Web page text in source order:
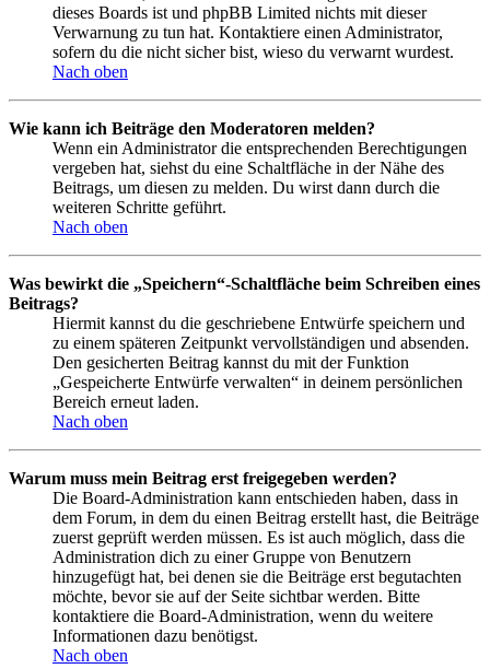
dieses Boards ist und phpBB Limited nichts mit dieser
Verwarnung zu tun hat. Kontaktiere einen Administrator,
sofern du die nicht sicher bist, wieso du verwarnt wurdest.
Nach oben
Wie kann ich Beiträge den Moderatoren melden?
Wenn ein Administrator die entsprechenden Berechtigungen
vergeben hat, siehst du eine Schaltfläche in der Nähe des
Beitrags, um diesen zu melden. Du wirst dann durch die
weiteren Schritte geführt.
Nach oben
Was bewirkt die „Speichern“-Schaltfläche beim Schreiben eines
Beitrags?
Hiermit kannst du die geschriebene Entwürfe speichern und
zu einem späteren Zeitpunkt vervollständigen und absenden.
Den gesicherten Beitrag kannst du mit der Funktion
„Gespeicherte Entwürfe verwalten“ in deinem persönlichen
Bereich erneut laden.
Nach oben
Warum muss mein Beitrag erst freigegeben werden?
Die Board-Administration kann entschieden haben, dass in
dem Forum, in dem du einen Beitrag erstellt hast, die Beiträge
zuerst geprüft werden müssen. Es ist auch möglich, dass die
Administration dich zu einer Gruppe von Benutzern
hinzugefügt hat, bei denen sie die Beiträge erst begutachten
möchte, bevor sie auf der Seite sichtbar werden. Bitte
kontaktiere die Board-Administration, wenn du weitere
Informationen dazu benötigst.
Nach oben